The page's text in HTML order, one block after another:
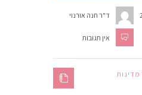
ד"ר חנה אורנוי
אין תגובות
מדינות